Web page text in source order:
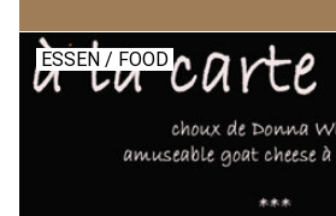
ESSEN / FOOD